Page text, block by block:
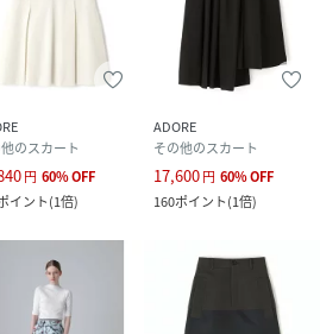
のスカート
円 60%OFF
イント(1倍)
ADORE
その他のスカート
17,600円 60%OFF
160ポイント(1倍)